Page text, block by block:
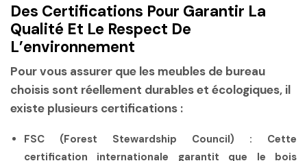
Des Certifications Pour Garantir La
Qualité Et Le Respect De
L’environnement
Pour vous assurer que les meubles de bureau
choisis sont réellement durables et écologiques, il
existe plusieurs certifications :
FSC (Forest Stewardship Council) : Cette
certification internationale garantit que le bois